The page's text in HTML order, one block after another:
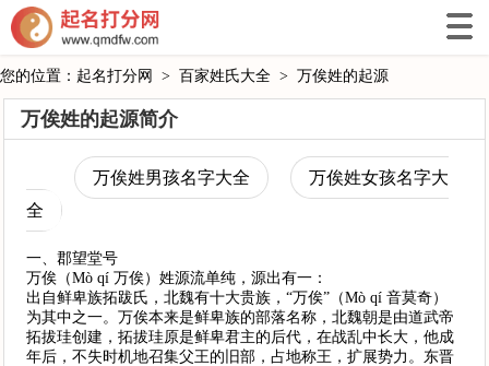
您的位置： 起名打分网 > 百家姓氏大全 > 万俟姓的起源
万俟姓的起源简介
万俟姓男孩名字大全
万俟姓女孩名字大
全
一、郡望堂号
万俟（Mò qí 万俟）姓源流单纯，源出有一：
出自鲜卑族拓跋氏，北魏有十大贵族，“万俟”（Mò qí 音莫奇）
为其中之一。万俟本来是鲜卑族的部落名称，北魏朝是由道武帝
拓拔珪创建，拓拔珪原是鲜卑君主的后代，在战乱中长大，他成
年后，不失时机地召集父王的旧部，占地称王，扩展势力。东晋